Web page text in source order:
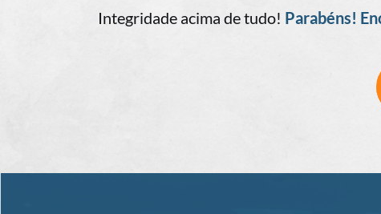
Integridade acima de tudo! Parabéns!